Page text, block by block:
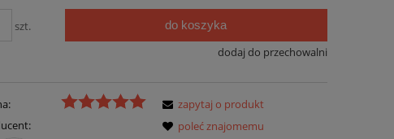
szt. do koszyka
dodaj do przechowalni
zapytaj o produkt
poleć znajomemu